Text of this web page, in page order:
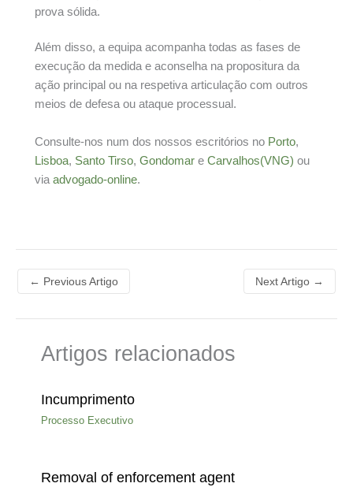
prova sólida.
Além disso, a equipa acompanha todas as fases de
execução da medida e aconselha na propositura da
ação principal ou na respetiva articulação com outros
meios de defesa ou ataque processual.
Consulte-nos num dos nossos escritórios no Porto,
Lisboa, Santo Tirso, Gondomar e Carvalhos(VNG) ou
via advogado-online.
← Previous Artigo Next Artigo →
Artigos relacionados
Incumprimento
Processo Executivo
Removal of enforcement agent